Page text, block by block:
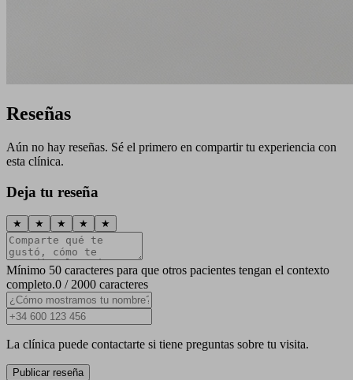
Reseñas
Aún no hay reseñas. Sé el primero en compartir tu experiencia con
esta clínica.
Deja tu reseña
★ ★ ★ ★ ★
Mínimo 50 caracteres para que otros pacientes tengan el contexto
completo.0 / 2000 caracteres
La clínica puede contactarte si tiene preguntas sobre tu visita.
Publicar reseña